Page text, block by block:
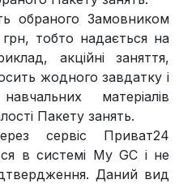
обраного Замовником
тобто надається на
акційні заняття,
жодного завдатку і
матеріалів
Пакету занять.
сервіс Приват24
в системі My GC і не
Даний вид